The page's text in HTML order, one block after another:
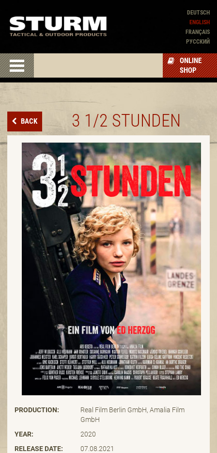
DEUTSCH
ENGLISH
FRANÇAIS
PУССКИЙ
ONLINE
SHOP
BACK 3 1/2 STUNDEN
PRODUCTION:
Real Film Berlin GmbH, Amalia Film
GmbH
YEAR:
2020
RELEASE DATE:
07.08.2021